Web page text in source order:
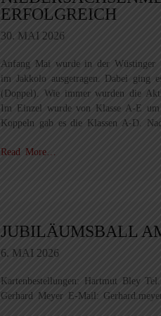
ERFOLGREICH
30. MAI 2026
Anfang Mai wurde in der Wüstinger
im Jakkolo ausgetragen. Dabei
(Doppel). Wie immer wurden die
Im Einzel wurde von Klasse A-E
Koppeln gab es die Klassen A-D.
Read More…
JUBILÄUMSBALL
6. MAI 2026
Kartenbestellungen: Hartmut Bley
Gerhard Meyer E-Mail: